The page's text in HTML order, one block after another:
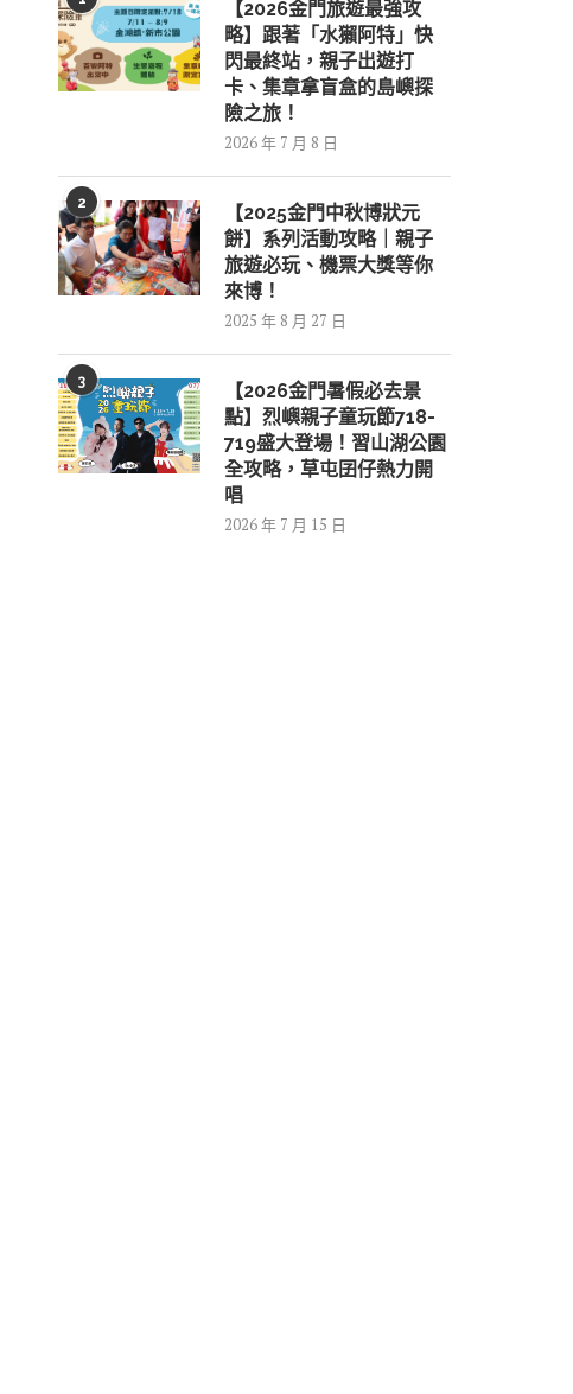
【2026金門旅遊最強攻
略】跟著「水獺阿特」快
閃最終站，親子出遊打
卡、集章拿盲盒的島嶼探
險之旅！
2026 年 7 月 8 日
2
【2025金門中秋博狀元
餅】系列活動攻略｜親子
旅遊必玩、機票大獎等你
來博！
2025 年 8 月 27 日
3
【2026金門暑假必去景
點】烈嶼親子童玩節718-
719盛大登場！習山湖公園
全攻略，草屯囝仔熱力開
唱
2026 年 7 月 15 日